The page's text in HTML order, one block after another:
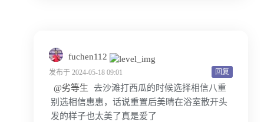
fuchen112
回复
发布于 2024-05-18 09:01
@劣等生
去沙滩打西瓜的时候选择相信八重
别选相信惠惠，话说重置后美晴在浴室散开头
发的样子也太美了真是爱了